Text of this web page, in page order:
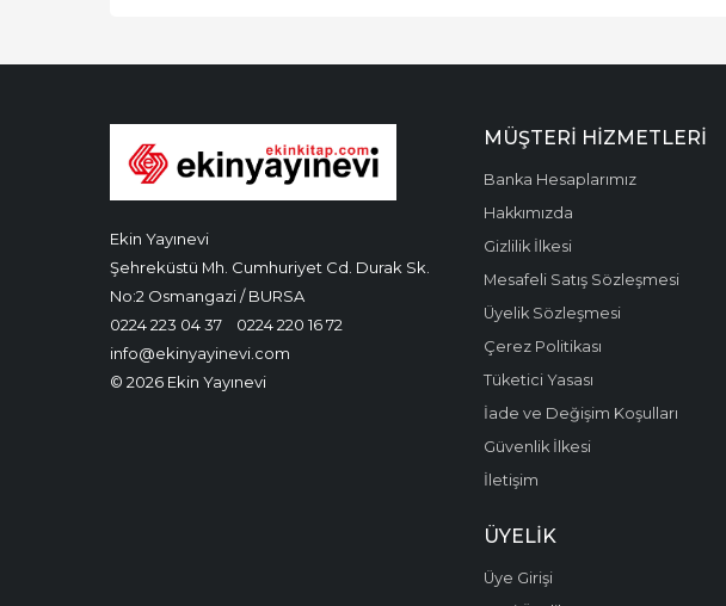
Ekin Yayınevi
Şehreküstü Mh. Cumhuriyet Cd. Durak Sk.
No:2 Osmangazi / BURSA
0224 223 04 37
0224 220 16 72
info@ekinyayinevi.com
© 2026 Ekin Yayınevi
MÜŞTERI HIZMETLERI
Banka Hesaplarımız
Hakkımızda
Gizlilik İlkesi
Mesafeli Satış Sözleşmesi
Üyelik Sözleşmesi
Çerez Politikası
Tüketici Yasası
İade ve Değişim Koşulları
Güvenlik İlkesi
İletişim
ÜYELIK
Üye Girişi